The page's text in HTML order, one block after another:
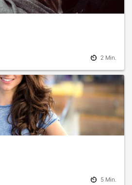
2 Min.
5 Min.